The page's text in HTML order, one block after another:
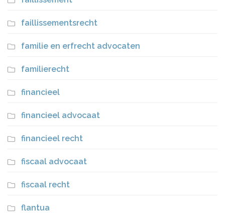
faillissementsrecht
familie en erfrecht advocaten
familierecht
financieel
financieel advocaat
financieel recht
fiscaal advocaat
fiscaal recht
flantua